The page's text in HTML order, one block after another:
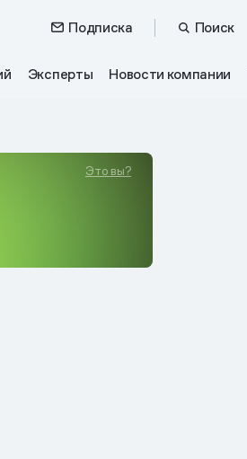
Подписка Поиск
Эксперты Новости компании
Это вы?